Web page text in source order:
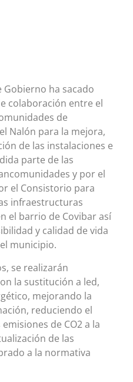
Gobierno ha sacado
colaboración entre el
de
Nalón para la mejora,
de las instalaciones e
parte de las
y por el
el Consistorio para
infraestructuras
el barrio de Covibar así
y calidad de vida
municipio.
se realizarán
la sustitución a led,
mejorando la
reduciendo el
de CO2 a la
de las
a la normativa